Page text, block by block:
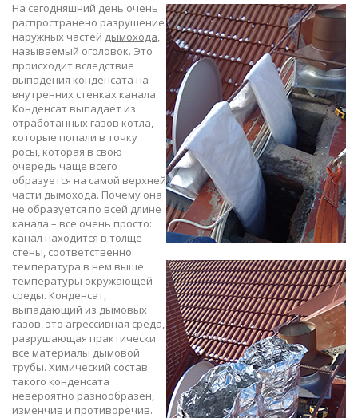
На сегодняшний день очень
распространено разрушение
наружных частей дымохода,
называемый оголовок. Это
происходит вследствие
выпадения конденсата на
внутренних стенках канала.
Конденсат выпадает из
отработанных газов котла,
которые попали в точку
росы, которая в свою
очередь чаще всего
образуется на самой верхней
части дымохода. Почему она
не образуется по всей длине
канала – все очень просто:
канал находится в толще
стены, соответственно
температура в нем выше
температуры окружающей
среды. Конденсат,
выпадающий из дымовых
газов, это агрессивная среда,
разрушающая практически
все материалы дымовой
трубы. Химический состав
такого конденсата
невероятно разнообразен,
изменчив и противоречив.